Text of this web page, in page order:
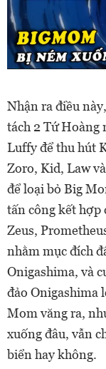
Nhận ra điều
tách 2 Tứ Hoàng
Luffy để thu hút
Zoro, Kid, Law
để loại bỏ Big
tấn công kết hợp
Zeus,
nhằm mục đích
Onigashima, và
đảo Onigashima
Mom văng ra,
xuống đâu, vẫn
biển hay không.